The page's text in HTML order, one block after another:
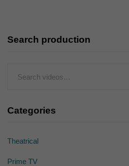
Search production
Categories
Theatrical
Prime TV